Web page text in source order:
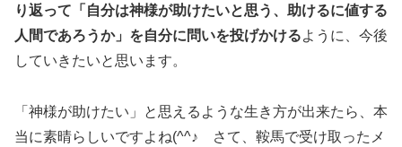
り返って「自分は神様が助けたいと思う、助けるに値する
人間であろうか」を自分に問いを投げかけるように、今後
していきたいと思います。
「神様が助けたい」と思えるような生き方が出来たら、本
当に素晴らしいですよね(^^♪ さて、鞍馬で受け取ったメ